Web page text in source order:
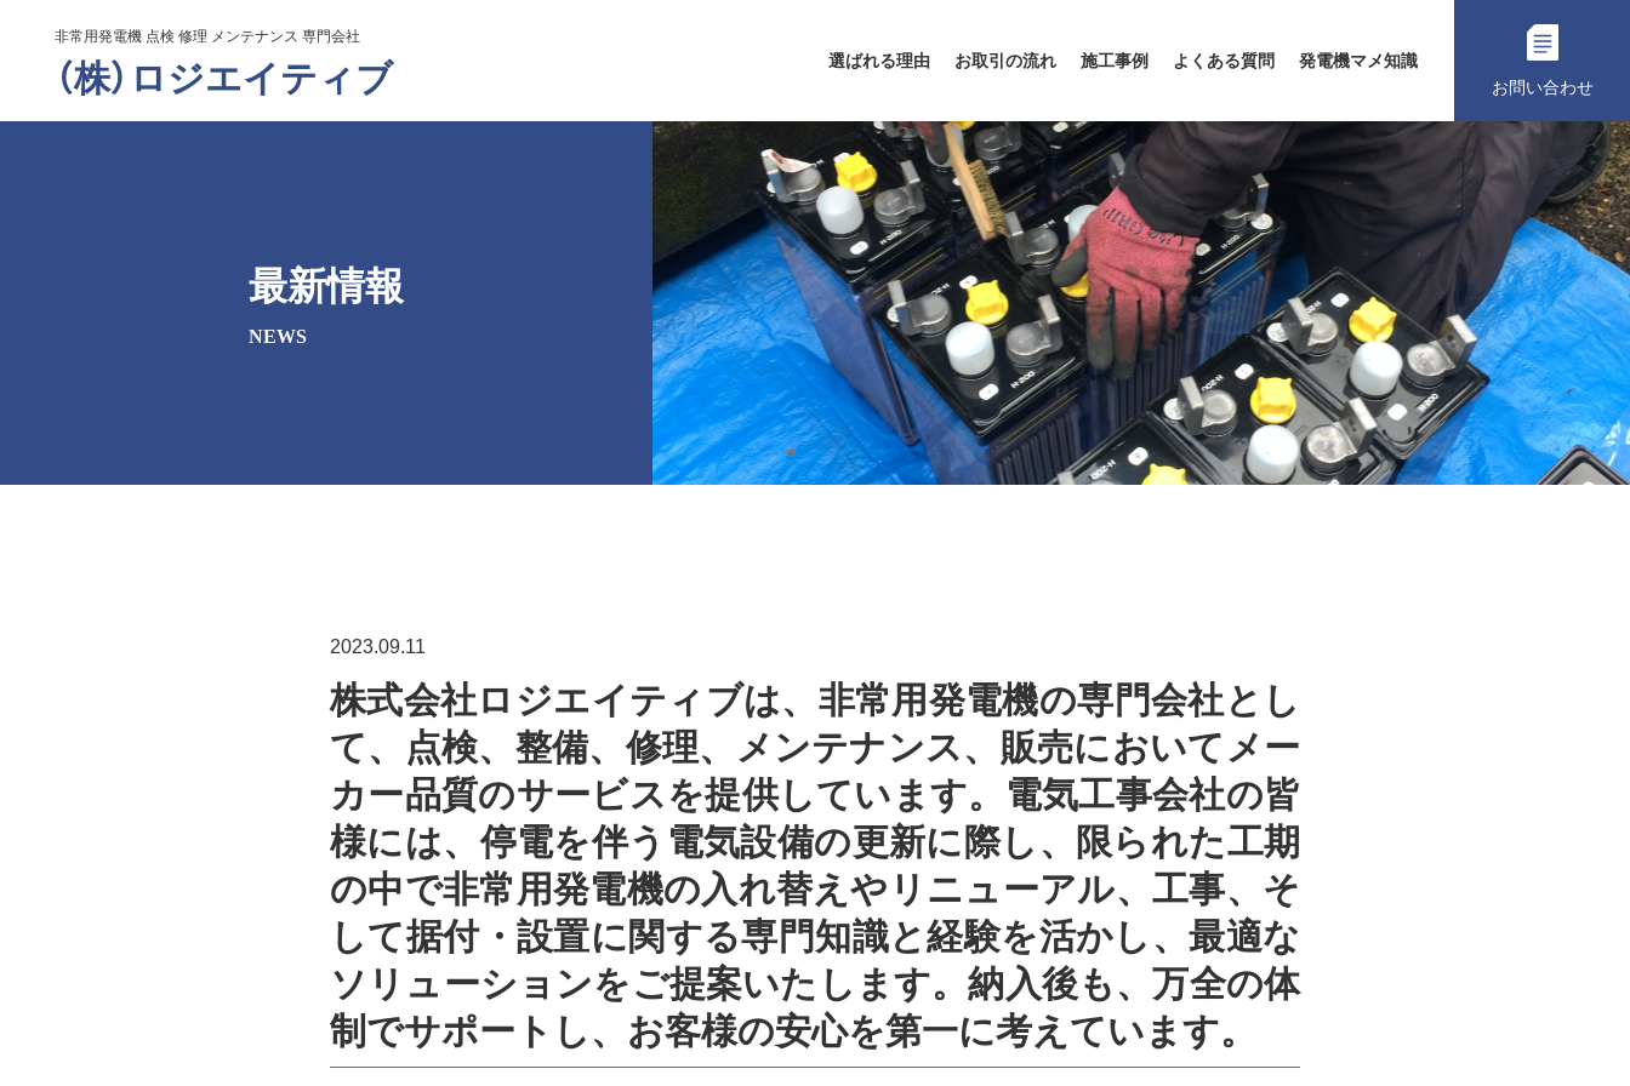
非常用発電機 点検 修理 メンテナンス 専門会社
（株）ロジエイティブ 選ばれる理由 お取引の流れ 施工事例 よくある質問
発電機マメ知識
お問い合わせ
最新情報
NEWS
2023.09.11
株式会社ロジエイティブは、非常用発電機の専門会社とし
て、点検、整備、修理、メンテナンス、販売においてメー
カー品質のサービスを提供しています。電気工事会社の皆
様には、停電を伴う電気設備の更新に際し、限られた工期
の中で非常用発電機の入れ替えやリニューアル、工事、そ
して据付・設置に関する専門知識と経験を活かし、最適な
ソリューションをご提案いたします。納入後も、万全の体
制でサポートし、お客様の安心を第一に考えています。